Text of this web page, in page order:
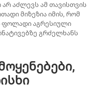
აძლევს ამ თავისთვის
მიზეზია იმის, რომ
ფოლადი აგრესიული
გრძელხანს